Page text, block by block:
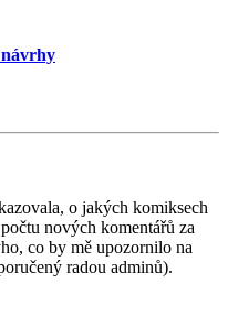
o jakých komiksech
nových komentářů za
co by mě upozornilo na
radou adminů).